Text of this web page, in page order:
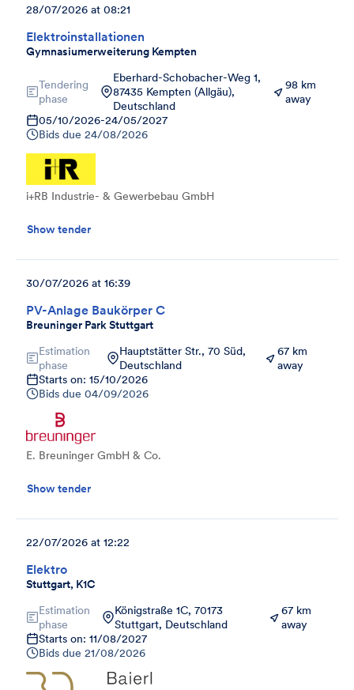
Elektroinstallationen
Gymnasiumerweiterung Kempten
28/07/2026 at 08:21
Tendering
phase
Eberhard-Schobacher-Weg 1,
87435 Kempten (Allgäu),
Deutschland
98 km
away
05/10/2026-24/05/2027
Bids due 24/08/2026
i+RB Industrie- & Gewerbebau GmbH
Show tender
PV-Anlage Baukörper C
Breuninger Park Stuttgart
30/07/2026 at 16:39
Estimation
phase
Hauptstätter Str., 70 Süd,
Deutschland
67 km
away
Starts on: 15/10/2026
Bids due 04/09/2026
E. Breuninger GmbH & Co.
Show tender
Elektro
Stuttgart, K1C
22/07/2026 at 12:22
Estimation
phase
Königstraße 1C, 70173
Stuttgart, Deutschland
67 km
away
Starts on: 11/08/2027
Bids due 21/08/2026